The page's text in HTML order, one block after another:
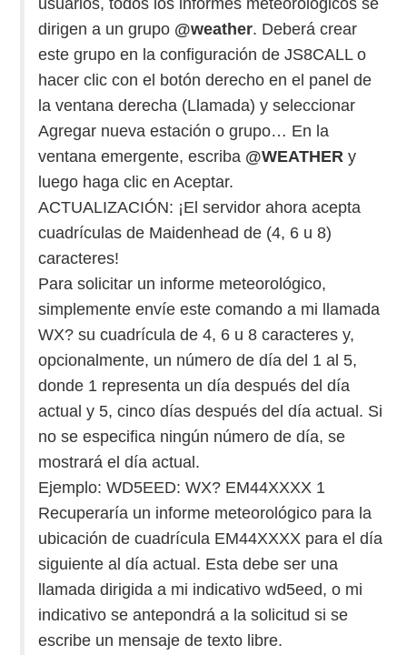
AUTENTIFICACIÓN DE MIEMBROS DEL
CRECJ
MUMLA APP ( MUY FÁCIL )
dirigen a un grupo @weather. Deberá crear
este grupo en la configuración de JS8CALL o
hacer clic con el botón derecho en el panel de
la ventana derecha (Llamada) y seleccionar
Agregar nueva estación o grupo… En la
ventana emergente, escriba @WEATHER y
luego haga clic en Aceptar.
ACTUALIZACIÓN: ¡El servidor ahora acepta
cuadrículas de Maidenhead de (4, 6 u 8)
caracteres!
Para solicitar un informe meteorológico,
simplemente envíe este comando a mi llamada
WX? su cuadrícula de 4, 6 u 8 caracteres y,
opcionalmente, un número de día del 1 al 5,
donde 1 representa un día después del día
actual y 5, cinco días después del día actual. Si
no se especifica ningún número de día, se
mostrará el día actual.
Ejemplo: WD5EED: WX? EM44XXXX 1
Recuperaría un informe meteorológico para la
ubicación de cuadrícula EM44XXXX para el día
siguiente al día actual. Esta debe ser una
llamada dirigida a mi indicativo wd5eed, o mi
indicativo se antepondrá a la solicitud si se
escribe un mensaje de texto libre.